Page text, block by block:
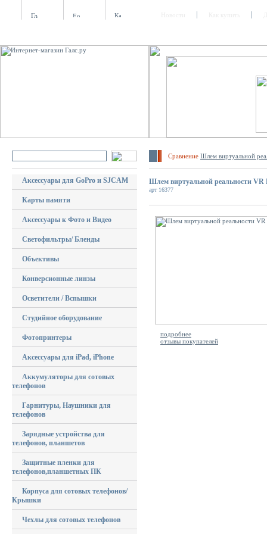
Сравнение Шлем виртуальной
Аксессуары для GoPro и SJCAM
Карты памяти
Аксессуары к Фото и Видео
Светофильтры/ Бленды
Объективы
Конверсионные линзы
Осветители / Вспышки
Студийное оборудование
Фотопринтеры
Аксессуары для iPad, iPhone
Аккумуляторы для сотовых
телефонов
Гарнитуры, Наушники для
телефонов
Зарядные устройства для
телефонов, планшетов
Защитные пленки для
телефонов,планшетных ПК
Корпуса для сотовых телефонов/
Крышки
Чехлы для сотовых телефонов
Шлем виртуальной реальности VR
арт 16377
подробнее
отзывы покупателей